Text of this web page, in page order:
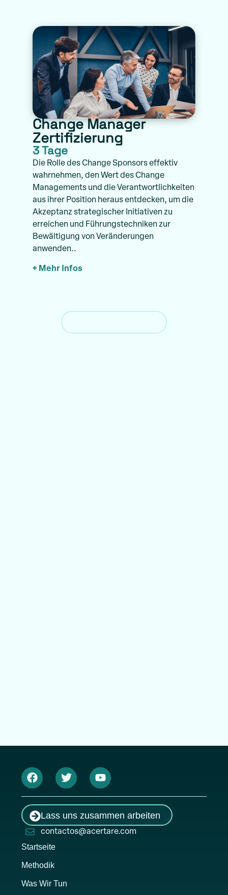
Change Manager
Zertifizierung
3 Tage
Die Rolle des Change Sponsors effektiv
wahrnehmen, den Wert des Change
Managements und die Verantwortlichkeiten
aus ihrer Position heraus entdecken, um die
Akzeptanz strategischer Initiativen zu
erreichen und Führungstechniken zur
Bewältigung von Veränderungen
anwenden..
+ Mehr Infos
Lass uns zusammen arbeiten
contactos@acertare.com
Startseite
Methodik
Was Wir Tun